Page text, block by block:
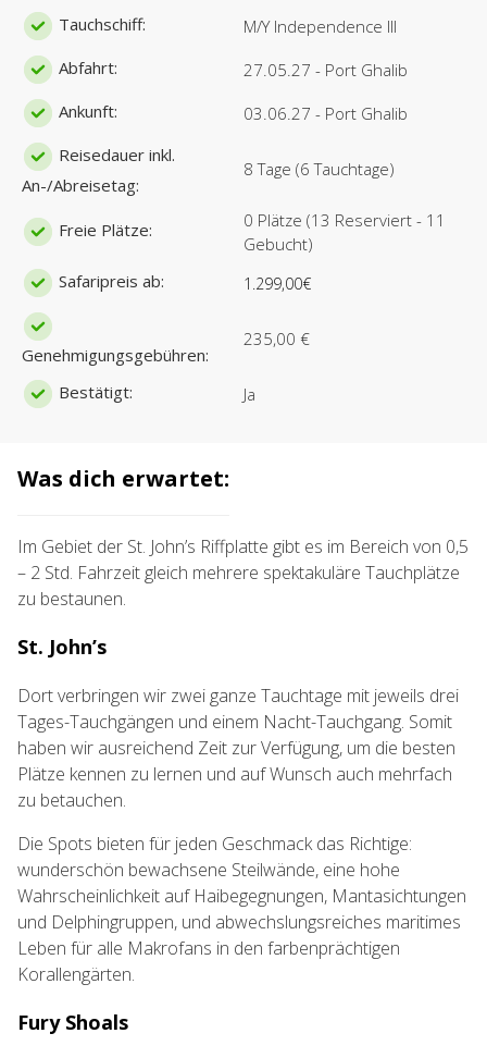
Tauchschiff:
M/Y Independence III
Abfahrt:
27.05.27 - Port Ghalib
Ankunft:
03.06.27 - Port Ghalib
Reisedauer inkl.
An-/Abreisetag:
8 Tage (6 Tauchtage)
Freie Plätze:
0 Plätze (13 Reserviert - 11
Gebucht)
Safaripreis ab:
1.299,00€
Genehmigungsgebühren:
235,00 €
Bestätigt: Ja
Was dich erwartet:
Im Gebiet der St. John’s Riffplatte gibt es im Bereich von 0,5
– 2 Std. Fahrzeit gleich mehrere spektakuläre Tauchplätze
zu bestaunen.
St. John’s
Dort verbringen wir zwei ganze Tauchtage mit jeweils drei
Tages-Tauchgängen und einem Nacht-Tauchgang. Somit
haben wir ausreichend Zeit zur Verfügung, um die besten
Plätze kennen zu lernen und auf Wunsch auch mehrfach
zu betauchen.
Die Spots bieten für jeden Geschmack das Richtige:
wunderschön bewachsene Steilwände, eine hohe
Wahrscheinlichkeit auf Haibegegnungen, Mantasichtungen
und Delphingruppen, und abwechslungsreiches maritimes
Leben für alle Makrofans in den farbenprächtigen
Korallengärten.
Fury Shoals